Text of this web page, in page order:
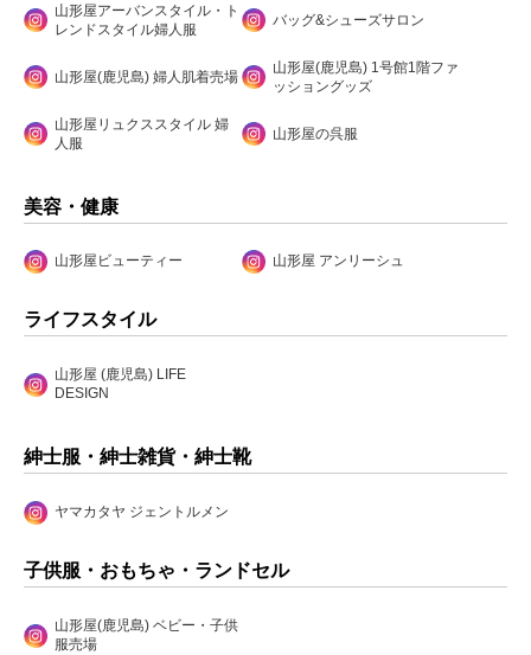
山形屋アーバンスタイル・ト
レンドスタイル婦人服
バッグ&シューズサロン
山形屋(鹿児島) 婦人肌着売場
山形屋(鹿児島) 1号館1階ファ
ッショングッズ
山形屋リュクススタイル 婦
人服
山形屋の呉服
美容・健康
山形屋ビューティー 山形屋 アンリーシュ
ライフスタイル
山形屋 (鹿児島) LIFE
DESIGN
紳士服・紳士雑貨・紳士靴
ヤマカタヤ ジェントルメン
子供服・おもちゃ・ランドセル
山形屋(鹿児島) ベビー・子供
服売場